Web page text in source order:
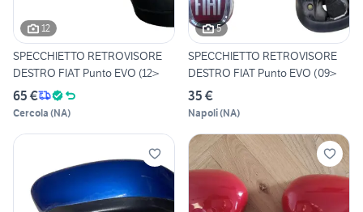
12
SPECCHIETTO RETROVISORE
DESTRO FIAT Punto EVO (12>
65 €
Cercola (NA)
5
SPECCHIETTO RETROVISORE
DESTRO FIAT Punto EVO (09>
35 €
Napoli(NA)